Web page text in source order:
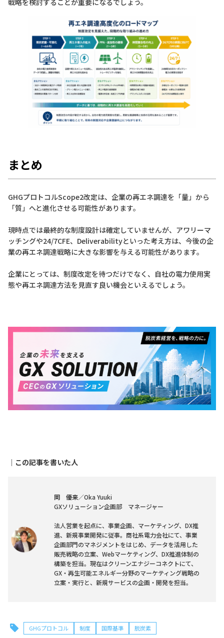
まとめ
GHGプロトコルScope2改定は、企業の再エネ調達を「量」から
「質」へと進化させる可能性があります。
現時点では最終的な制度設計は確定していませんが、アワリーマ
ッチングや24/7CFE、Deliverabilityといった考え方は、今後の企
業の再エネ調達戦略に大きな影響を与える可能性があります。
企業にとっては、制度改定を待つだけでなく、自社の電力使用実
態や再エネ調達方法を見直す良い機会といえるでしょう。
｜この記事を書いた人
岡 優来／Oka Yuuki
GXソリューション企画部 マネージャー
法人営業を起点に、事業企画、マーケティング、DX推
進、新規事業開発に従事。商社系電力会社にて、事業
企画部門のマネジメントをはじめ、データを活用した
販売戦略の立案、Webマーケティング、DX推進体制の
構築を担当。現在はクリーンエナジーコネクトにて、
GX・再生可能エネルギー分野のマーケティング戦略の
立案・実行と、新規サービスの企画・開発を担当。
GHGプロトコル 制度 国際基準 脱炭素